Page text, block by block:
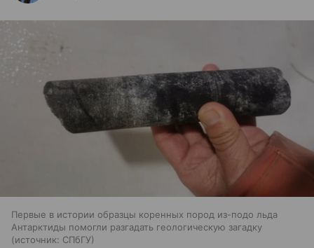
Первые в истории образцы коренных пород из-подо льда
Антарктиды помогли разгадать геологическую загадку
источник: СПбГУ